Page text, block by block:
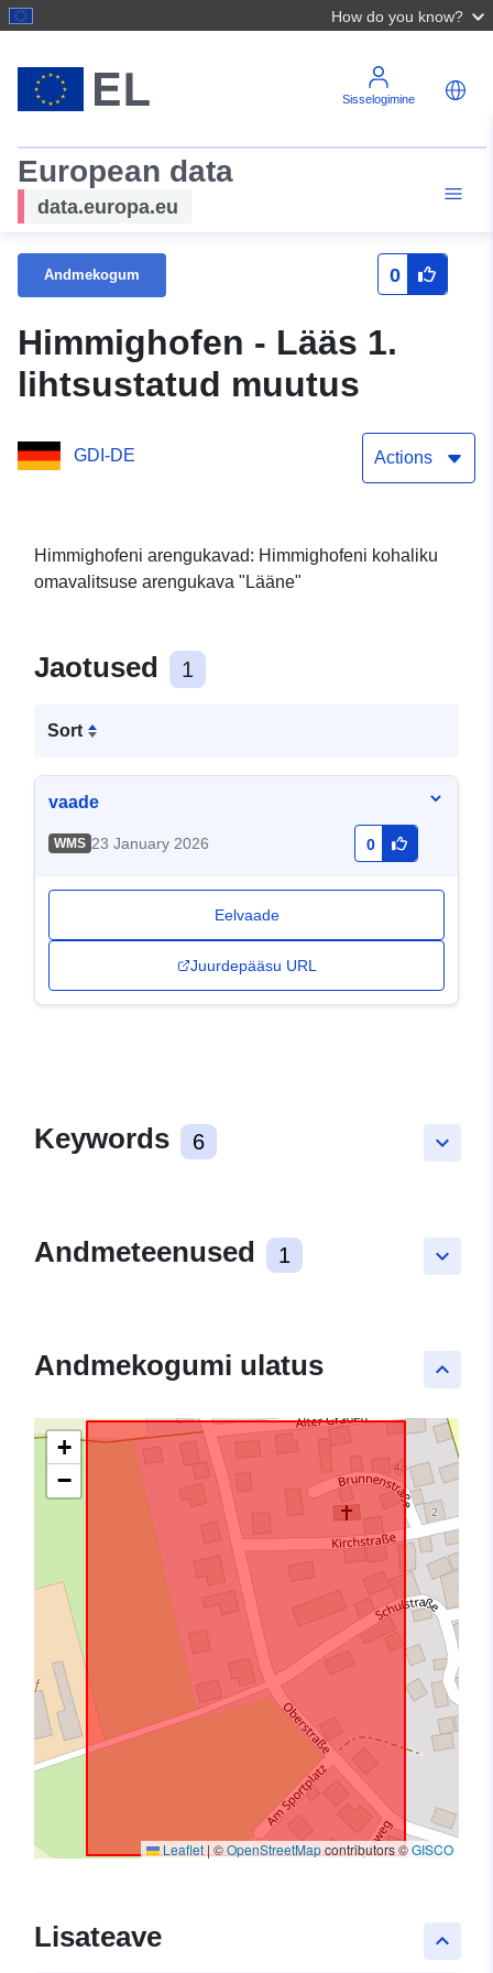
How do you know?
Sisselogimine
European data
data.europa.eu
Andmekogum 0
Himmighofen - Lääs 1.
lihtsustatud muutus
GDI-DE Actions
Himmighofeni arengukavad: Himmighofeni kohaliku
omavalitsuse arengukava "Lääne"
Jaotused 1
Sort
vaade
WMS 23 January 2026 0
Eelvaade
Juurdepääsu URL
keyboard_arrow_down
Keywords 6
keyboard_arrow_down
Andmeteenused 1
keyboard_arrow_up
Andmekogumi ulatus
+
−
Leaflet | ©OpenStreetMapcontributors ©GISCO
keyboard_arrow_up
Lisateave